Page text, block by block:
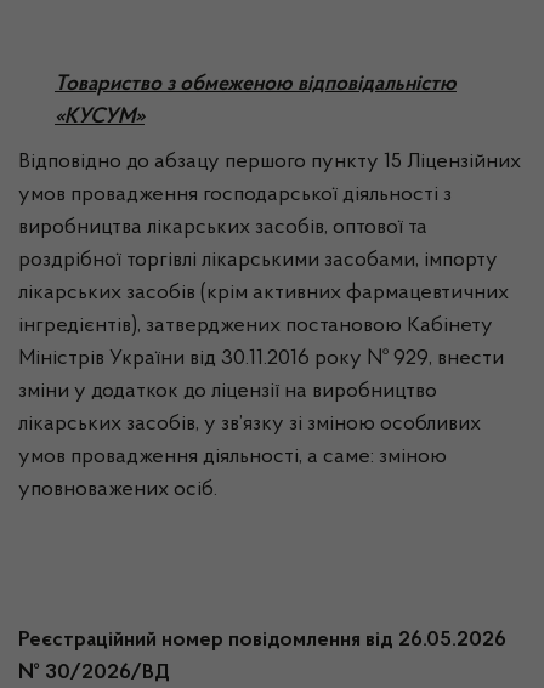
Товариство з обмеженою відповідальністю
«КУСУМ»
Відповідно до абзацу першого пункту 15 Ліцензійних
умов провадження господарської діяльності з
виробництва лікарських засобів, оптової та
роздрібної торгівлі лікарськими засобами, імпорту
лікарських засобів (крім активних фармацевтичних
інгредієнтів), затверджених постановою Кабінету
Міністрів України від 30.11.2016 року № 929, внести
зміни у додаткок до ліцензії на виробництво
лікарських засобів, у зв’язку зі зміною особливих
умов провадження діяльності, а саме: зміною
уповноважених осіб.
Реєстраційний номер повідомлення від 26.05.2026
№ 30/2026/ВД